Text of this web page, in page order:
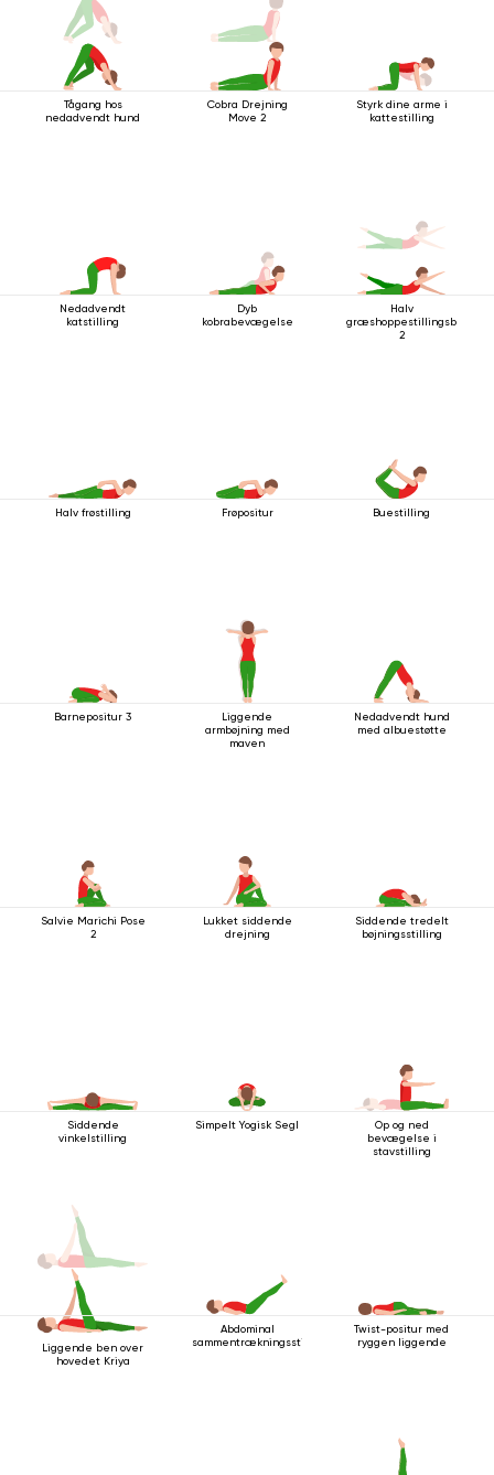
Tågang hos
nedadvendt hund
Cobra Drejning
Move 2
Styrk dine arme i
kattestilling
Nedadvendt
katstilling
Dyb
kobrabevægelse
Halv
2
Halv frøstilling Frøpositur Buestilling
Barnepositur 3
Liggende
armbøjning med
maven
Nedadvendt hund
med albuestøtte
Salvie Marichi Pose
2
Lukket siddende
drejning
Siddende tredelt
bøjningsstilling
Siddende
vinkelstilling
Simpelt Yogisk Segl
Op og ned
bevægelse i
stavstilling
Liggende ben over
hovedet Kriya
Abdominal
sammentrækningsstilling
Twist-positur med
ryggen liggende